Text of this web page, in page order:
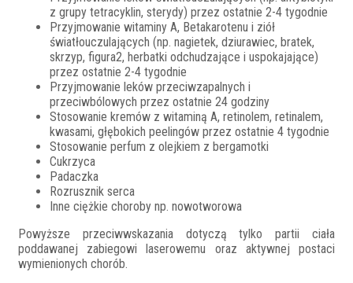
z grupy tetracyklin, sterydy) przez ostatnie 2-4 tygodnie
Przyjmowanie witaminy A, Betakarotenu i ziół
światłouczulających (np. nagietek, dziurawiec, bratek,
skrzyp, figura2, herbatki odchudzające i uspokajające)
przez ostatnie 2-4 tygodnie
Przyjmowanie leków przeciwzapalnych i
przeciwbólowych przez ostatnie 24 godziny
Stosowanie kremów z witaminą A, retinolem, retinalem,
kwasami, głębokich peelingów przez ostatnie 4 tygodnie
Stosowanie perfum z olejkiem z bergamotki
Cukrzyca
Padaczka
Rozrusznik serca
Inne ciężkie choroby np. nowotworowa
Powyższe przeciwwskazania dotyczą tylko partii ciała
poddawanej zabiegowi laserowemu oraz aktywnej postaci
wymienionych chorób.